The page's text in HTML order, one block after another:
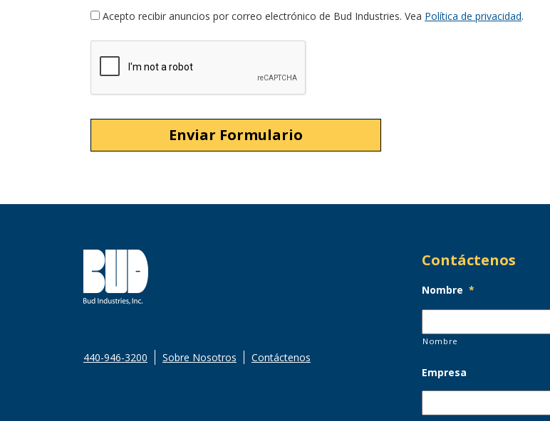
Opción
deAcepto recibir anuncios por correo electrónico de Bud Industries. Vea Política de privacidad.
CAPTCHA
440-946-3200 Sobre Nosotros Contáctenos
Contáctenos
Nombre *
Nombre
Empresa